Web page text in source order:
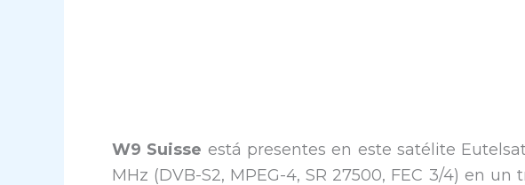
W9 Suisse está presentes en este satélite
MHz (DVB-S2, MPEG-4, SR 27500, FEC 3/4) en